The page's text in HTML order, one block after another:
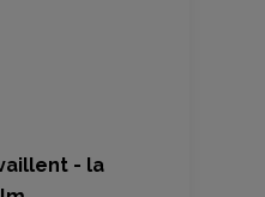
- la